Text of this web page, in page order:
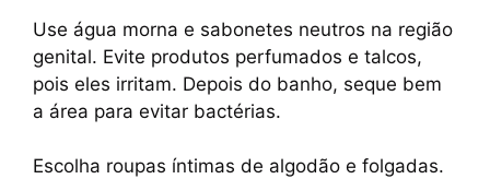
Use água morna e sabonetes neutros na região
genital. Evite produtos perfumados e talcos,
pois eles irritam. Depois do banho, seque bem
a área para evitar bactérias.
Escolha roupas íntimas de algodão e folgadas.